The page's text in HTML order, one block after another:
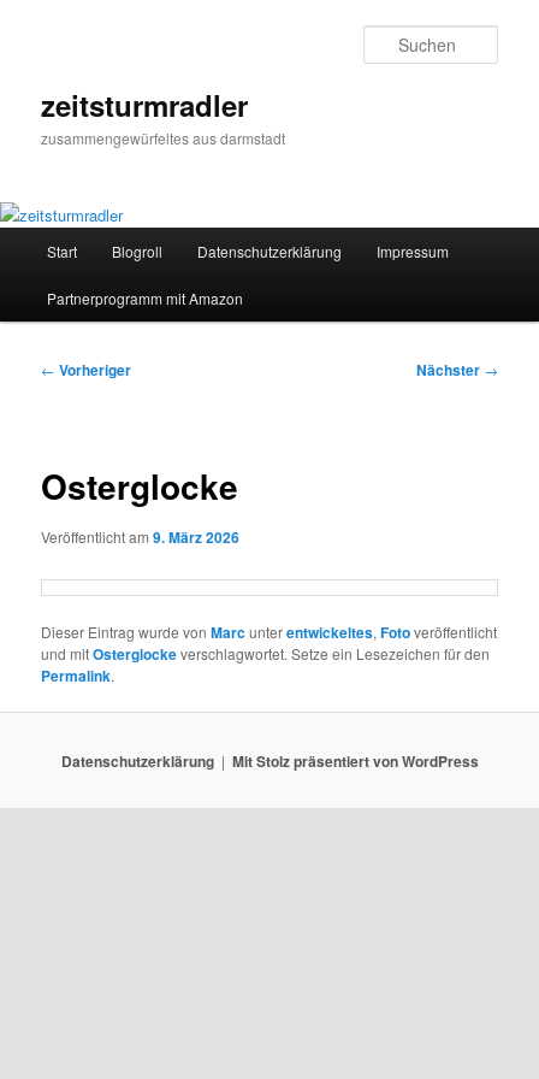
zeitsturmradler
zusammengewürfeltes aus darmstadt
Start Blogroll Datenschutzerklärung Impressum
Partnerprogramm mit Amazon
Beitragsnavigation
← Vorheriger Nächster →
Osterglocke
Veröffentlicht am9. März 2026
Dieser Eintrag wurde vonMarcunterentwickeltes,Fotoveröffentlicht
und mitOsterglockeverschlagwortet. Setze ein Lesezeichen für den
Permalink.
Datenschutzerklärung Mit Stolz präsentiert von WordPress